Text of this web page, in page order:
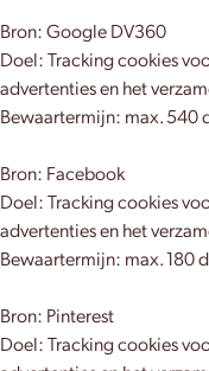
Bron: Google DV360
Doel: Tracking cookies
advertenties en het
Bewaartermijn: max. 540
Bron: Facebook
Doel: Tracking cookies
advertenties en het
Bewaartermijn: max. 180
Bron: Pinterest
Doel: Tracking cookies